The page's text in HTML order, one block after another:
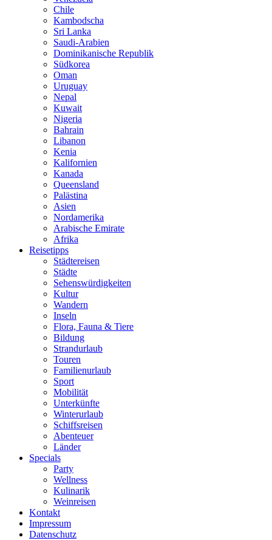
Chile
Kambodscha
Sri Lanka
Saudi-Arabien
Dominikanische Republik
Südkorea
Oman
Uruguay
Nepal
Kuwait
Nigeria
Bahrain
Libanon
Kenia
Kalifornien
Kanada
Queensland
Palästina
Asien
Nordamerika
Arabische Emirate
Afrika
Reisetipps
Städtereisen
Städte
Sehenswürdigkeiten
Kultur
Wandern
Inseln
Flora, Fauna & Tiere
Bildung
Strandurlaub
Touren
Familienurlaub
Sport
Mobilität
Unterkünfte
Winterurlaub
Schiffsreisen
Abenteuer
Länder
Specials
Party
Wellness
Kulinarik
Weinreisen
Kontakt
Impressum
Datenschutz